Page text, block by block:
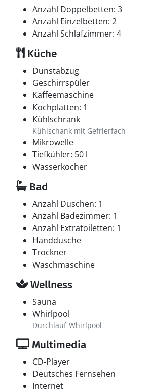
Anzahl Doppelbetten: 3
Anzahl Einzelbetten: 2
Anzahl Schlafzimmer: 4
Küche
Dunstabzug
Geschirrspüler
Kaffeemaschine
Kochplatten: 1
Kühlschrank
Kühlschank mit Gefrierfach
Mikrowelle
Tiefkühler: 50 l
Wasserkocher
Bad
Anzahl Duschen: 1
Anzahl Badezimmer: 1
Anzahl Extratoiletten: 1
Handdusche
Trockner
Waschmaschine
Wellness
Sauna
Whirlpool
Durchlauf-Whirlpool
Multimedia
CD-Player
Deutsches Fernsehen
Internet